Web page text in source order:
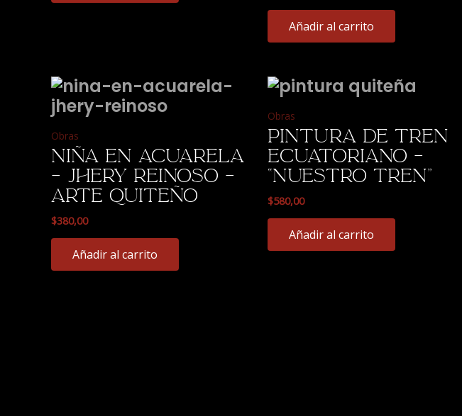
Añadir al carrito
Obras
Niña en acuarela
– Jhery Reinoso –
Arte Quiteño
$380,00
Añadir al carrito
Obras
Pintura de tren
ecuatoriano –
“Nuestro tren”
$580,00
Añadir al carrito